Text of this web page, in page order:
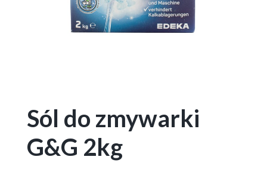
Sól do zmywarki
G&G 2kg